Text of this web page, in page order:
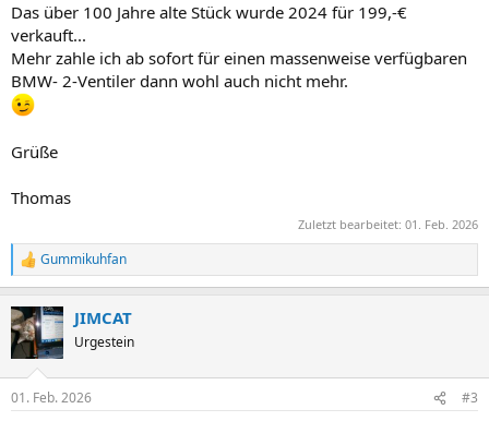
Das über 100 Jahre alte Stück wurde 2024 für 199,-€
verkauft...
Mehr zahle ich ab sofort für einen massenweise verfügbaren
BMW- 2-Ventiler dann wohl auch nicht mehr.
Grüße
Thomas
Zuletzt bearbeitet: 01. Feb. 2026
R
e
k
t
e
Gummikuhfan
JIMCAT
Urgestein
01. Feb. 2026 #3